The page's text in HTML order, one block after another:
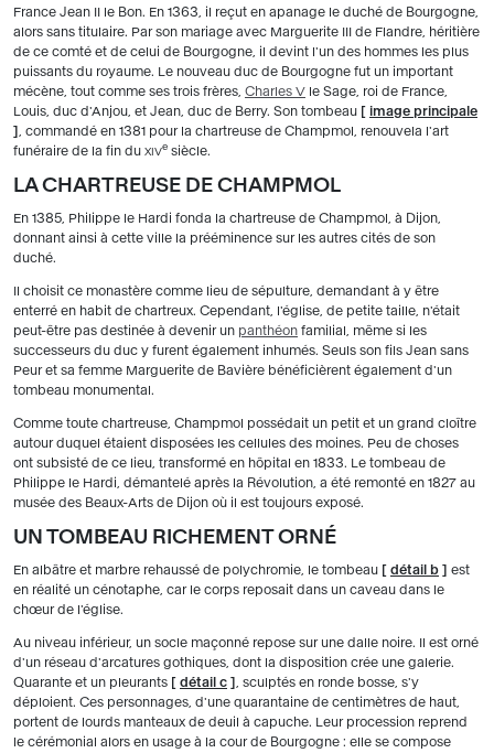
France Jean II le Bon. En 1363, il reçut en apanage le duché de Bourgogne,
alors sans titulaire. Par son mariage avec Marguerite III de Flandre, héritière
de ce comté et de celui de Bourgogne, il devint l'un des hommes les plus
puissants du royaume. Le nouveau duc de Bourgogne fut un important
mécène, tout comme ses trois frères, Charles V le Sage, roi de France,
Louis, duc d'Anjou, et Jean, duc de Berry. Son tombeau [ image principale
]
, commandé en 1381 pour la chartreuse de Champmol, renouvela l'art
funéraire de la fin du XIVe siècle.
LA CHARTREUSE DE CHAMPMOL
En 1385, Philippe le Hardi fonda la chartreuse de Champmol, à Dijon,
donnant ainsi à cette ville la prééminence sur les autres cités de son
duché.
Il choisit ce monastère comme lieu de sépulture, demandant à y être
enterré en habit de chartreux. Cependant, l'église, de petite taille, n'était
peut-être pas destinée à devenir un panthéon familial, même si les
successeurs du duc y furent également inhumés. Seuls son fils Jean sans
Peur et sa femme Marguerite de Bavière bénéficièrent également d'un
tombeau monumental.
Comme toute chartreuse, Champmol possédait un petit et un grand cloître
autour duquel étaient disposées les cellules des moines. Peu de choses
ont subsisté de ce lieu, transformé en hôpital en 1833. Le tombeau de
Philippe le Hardi, démantelé après la Révolution, a été remonté en 1827 au
musée des Beaux-Arts de Dijon où il est toujours exposé.
UN TOMBEAU RICHEMENT ORNÉ
En albâtre et marbre rehaussé de polychromie, le tombeau [ détail b ] est
en réalité un cénotaphe, car le corps reposait dans un caveau dans le
chœur de l'église.
Au niveau inférieur, un socle maçonné repose sur une dalle noire. Il est orné
d'un réseau d'arcatures gothiques, dont la disposition crée une galerie.
Quarante et un pleurants [ détail c ]
, sculptés en ronde bosse, s'y
déploient. Ces personnages, d'une quarantaine de centimètres de haut,
portent de lourds manteaux de deuil à capuche. Leur procession reprend
le cérémonial alors en usage à la cour de Bourgogne : elle se compose